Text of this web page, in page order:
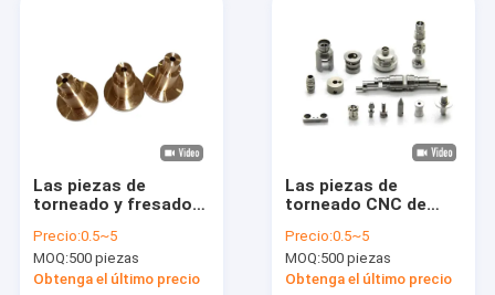
Las piezas de
torneado y fresado
Precio:0.5~5
MOQ:500 piezas
Obtenga el último precio
Las piezas de
torneado CNC de
personalizadas,
pulida, acabado,
perforación, etc.
Precio:0.5~5
MOQ:500 piezas
Obtenga el último precio